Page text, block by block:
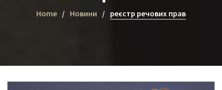
Home Новини реєстр речових прав